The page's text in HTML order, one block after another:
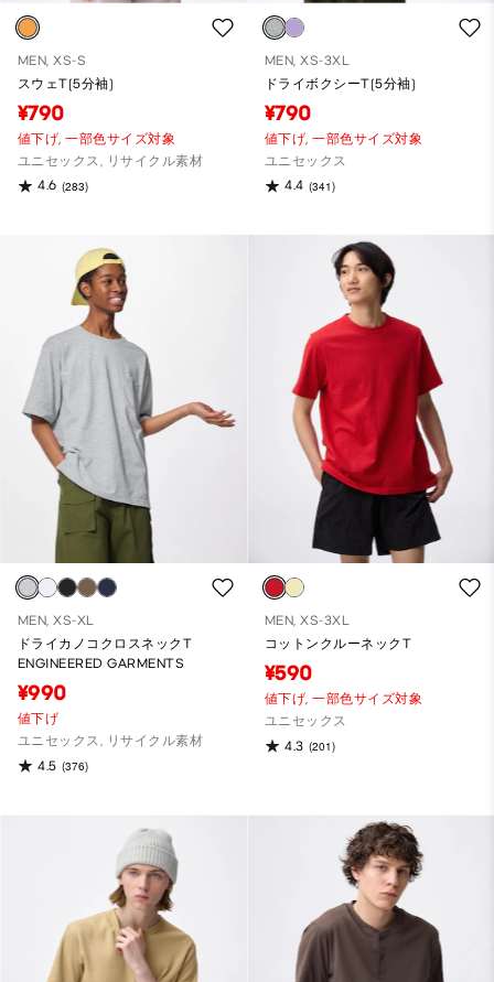
MEN, XS-S
スウェT(5分袖)
¥790
値下げ,一部色サイズ対象
ユニセックス, リサイクル素材
4.6 (283)
MEN, XS-3XL
ドライボクシーT(5分袖)
¥790
値下げ,一部色サイズ対象
ユニセックス
4.4 (341)
MEN, XS-XL
ドライカノコクロスネックT
ENGINEERED GARMENTS
¥990
値下げ
ユニセックス, リサイクル素材
4.5 (376)
MEN, XS-3XL
コットンクルーネックT
¥590
値下げ,一部色サイズ対象
ユニセックス
4.3 (201)